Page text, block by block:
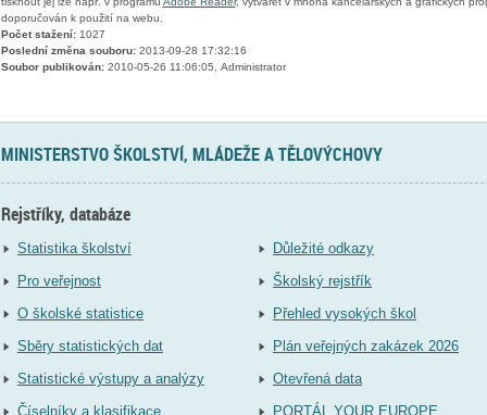
doporučován k použití na webu.
Počet stažení:1027
Poslední změna souboru:2013-09-28 17:32:16
Soubor publikován:2010-05-26 11:06:05, Administrator
MINISTERSTVO ŠKOLSTVÍ, MLÁDEŽE A TĚLOVÝCHOVY
Rejstříky, databáze
Statistika školství
Pro veřejnost
O školské statistice
Sběry statistických dat
Statistické výstupy a analýzy
Číselníky a klasifikace
Důležité odkazy
Školský rejstřík
Přehled vysokých škol
Plán veřejných zakázek 2026
Otevřená data
PORTÁL YOUR EUROPE